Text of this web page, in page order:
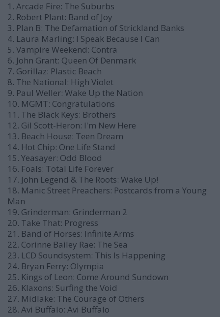
1. Arcade Fire: The Suburbs
2. Robert Plant: Band of Joy
3. Plan B: The Defamation of Strickland Banks
4. Laura Marling: I Speak Because I Can
5. Vampire Weekend: Contra
6. John Grant: Queen Of Denmark
7. Gorillaz: Plastic Beach
8. The National: High Violet
9. Paul Weller: Wake Up the Nation
10. MGMT: Congratulations
11. The Black Keys: Brothers
12. Gil Scott-Heron: I'm New Here
13. Beach House: Teen Dream
14. Hot Chip: One Life Stand
15. Yeasayer: Odd Blood
16. Foals: Total Life Forever
17. John Legend & The Roots: Wake Up!
18. Manic Street Preachers: Postcards from a Young
Man
19. Grinderman: Grinderman 2
20. Take That: Progress
21. Band of Horses: Infinite Arms
22. Corinne Bailey Rae: The Sea
23. LCD Soundsystem: This Is Happening
24. Bryan Ferry: Olympia
25. Kings of Leon: Come Around Sundown
26. Klaxons: Surfing the Void
27. Midlake: The Courage of Others
28. Avi Buffalo: Avi Buffalo